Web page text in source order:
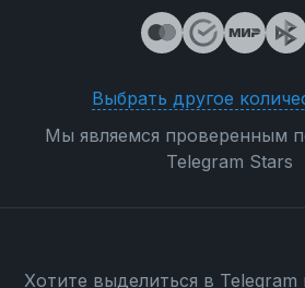
Выбрать другое
Мы являемся проверенным
Telegram Stars
Хотите выделиться в Telegram